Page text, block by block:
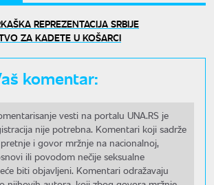
REPREZENTACIJA SRBIJE
ZA KADETE U KOŠARCI
komentar:
vesti na portalu UNA.RS je
nije potrebna. Komentari koji sadrže
i govor mržnje na nacionalnoj,
ili povodom nečije seksualne
biti objavljeni. Komentari odražavaju